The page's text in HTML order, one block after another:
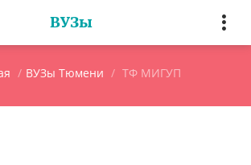
ВУЗы
ВУЗы Тюмени ТФ МИГУП